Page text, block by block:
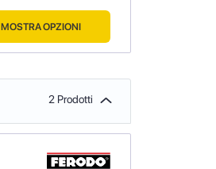
MOSTRA OPZIONI
2 Prodotti